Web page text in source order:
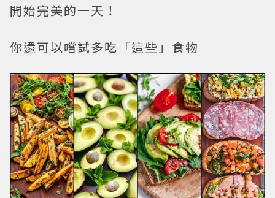
開始完美的一天！
你還可以嚐試多吃「這些」食物